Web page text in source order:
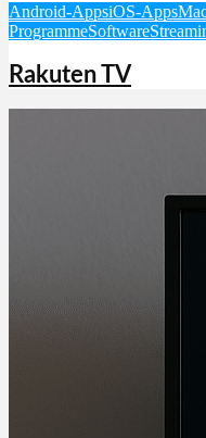
Android-AppsiOS-Apps
ProgrammeSoftware
Rakuten TV